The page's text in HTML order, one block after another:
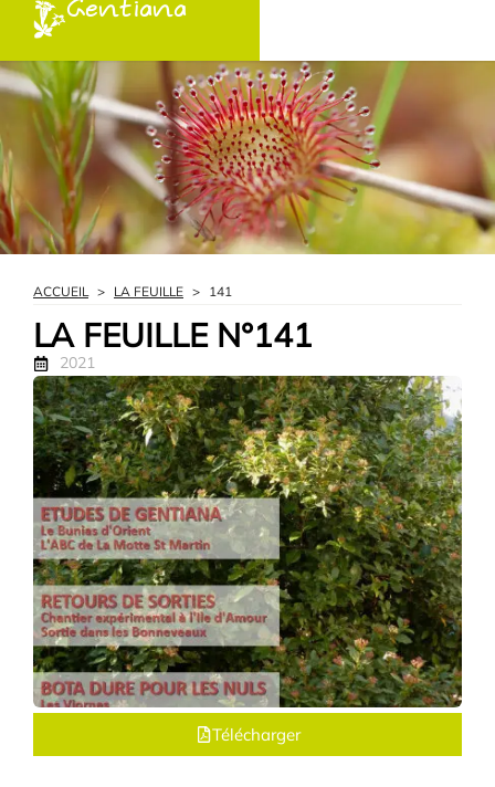
Gentiana
ACCUEIL > LA FEUILLE > 141
LA FEUILLE N°141
2021
Télécharger